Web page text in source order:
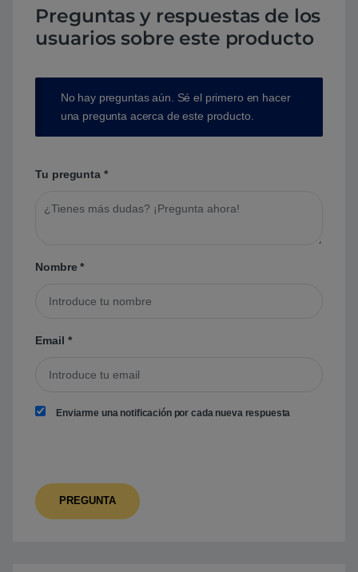
Preguntas y respuestas de los
usuarios sobre este producto
No hay preguntas aún. Sé el primero en hacer
una pregunta acerca de este producto.
Tu pregunta *
Nombre*
Email *
Enviarme una notificación por cada nueva respuesta